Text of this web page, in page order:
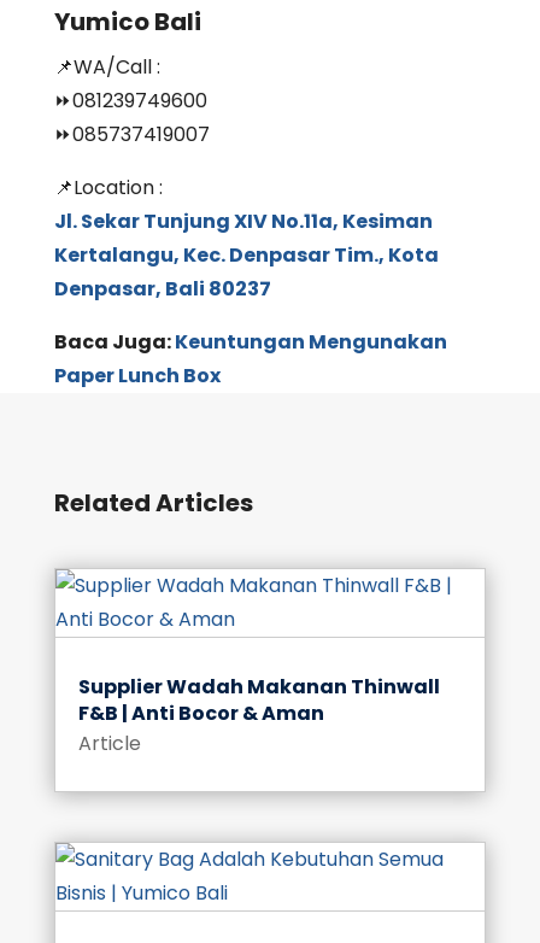
Yumico Bali
📌WA/Call :
⏩081239749600
⏩085737419007
📌Location :
Jl. Sekar Tunjung XIV No.11a, Kesiman
Kertalangu, Kec. Denpasar Tim., Kota
Denpasar, Bali 80237
Baca Juga:Keuntungan Mengunakan
Paper Lunch Box
Related Articles
Supplier Wadah Makanan Thinwall
F&B | Anti Bocor & Aman
Article